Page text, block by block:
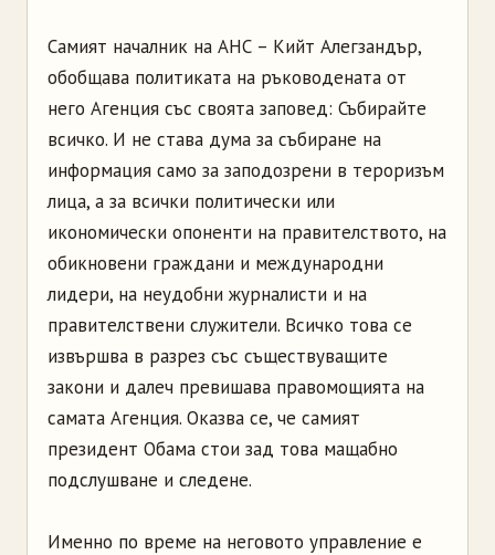
Самият началник на АНС – Кийт Алегзандър,
обобщава политиката на ръководената от
него Агенция със своята заповед: Събирайте
всичко. И не става дума за събиране на
информация само за заподозрени в тероризъм
лица, а за всички политически или
икономически опоненти на правителството, на
обикновени граждани и международни
лидери, на неудобни журналисти и на
правителствени служители. Всичко това се
извършва в разрез със съществуващите
закони и далеч превишава правомощията на
самата Агенция. Оказва се, че самият
президент Обама стои зад това мащабно
подслушване и следене.
Именно по време на неговото управление е